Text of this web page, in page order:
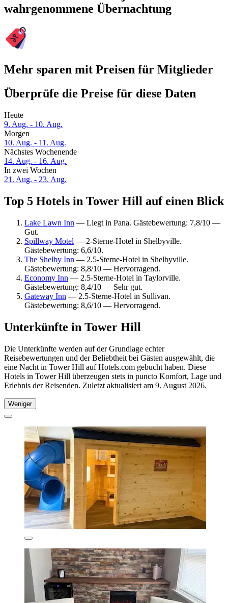
wahrgenommene Übernachtung
Mehr sparen mit Preisen für Mitglieder
Überprüfe die Preise für diese Daten
Heute
9. Aug. - 10. Aug.
Morgen
10. Aug. - 11. Aug.
Nächstes Wochenende
14. Aug. - 16. Aug.
In zwei Wochen
21. Aug. - 23. Aug.
Top 5 Hotels in Tower Hill auf einen Blick
Lake Lawn Inn — Liegt in Pana. Gästebewertung: 7,8/10 —
Gut.
Spillway Motel — 2-Sterne-Hotel in Shelbyville.
Gästebewertung: 6,6/10.
The Shelby Inn — 2.5-Sterne-Hotel in Shelbyville.
Gästebewertung: 8,8/10 — Hervorragend.
Economy Inn — 2.5-Sterne-Hotel in Taylorville.
Gästebewertung: 8,4/10 — Sehr gut.
Gateway Inn — 2.5-Sterne-Hotel in Sullivan.
Gästebewertung: 8,6/10 — Hervorragend.
Unterkünfte in Tower Hill
Die Unterkünfte werden auf der Grundlage echter
Reisebewertungen und der Beliebtheit bei Gästen ausgewählt, die
eine Nacht in Tower Hill auf Hotels.com gebucht haben. Diese
Hotels in Tower Hill überzeugen stets in puncto Komfort, Lage und
Erlebnis der Reisenden. Zuletzt aktualisiert am 9. August 2026.
Weniger